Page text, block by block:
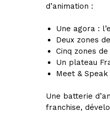
d’animation :
Une agora :
Deux zones
Cinq zones
Un plateau
Meet &
Une batterie
franchise,